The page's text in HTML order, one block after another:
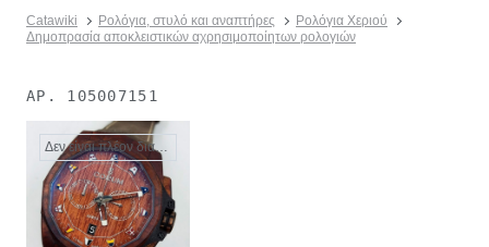
Catawiki Ρολόγια, στυλό και αναπτήρες
Ρολόγια Χεριού
Δημοπρασία αποκλειστικών αχρησιμοποίητων ρολογιών
ΑΡ. 105007151
Δεν είναι πλέον διαθέσιμο